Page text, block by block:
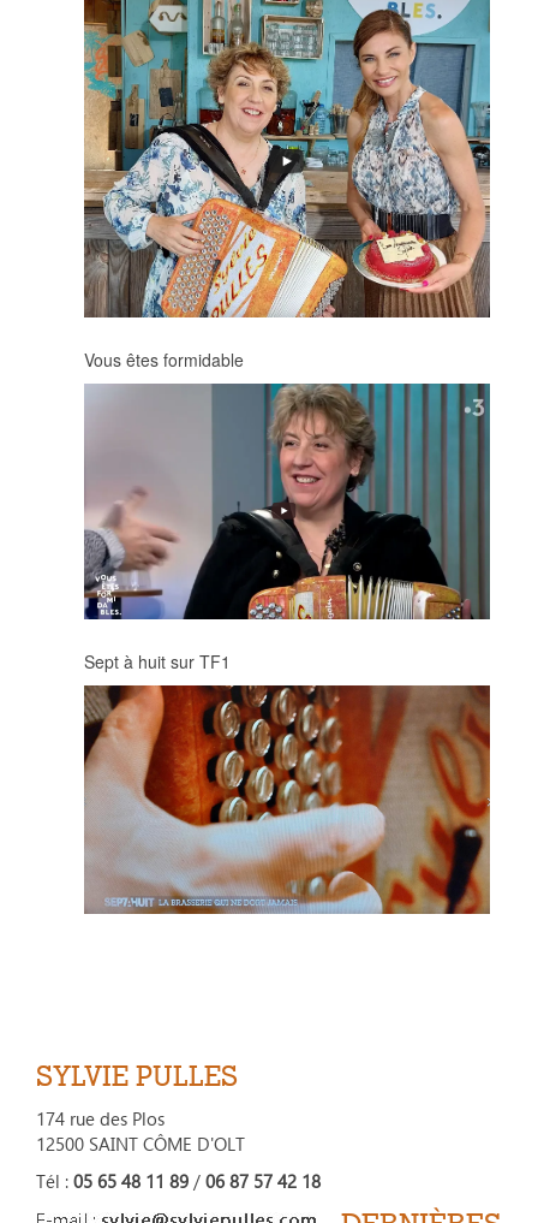
Vous êtes formidable
Sept à huit sur TF1
SYLVIE PULLES
174 rue des Plos
12500 SAINT CÔME D'OLT
Tél : 05 65 48 11 89 / 06 87 57 42 18